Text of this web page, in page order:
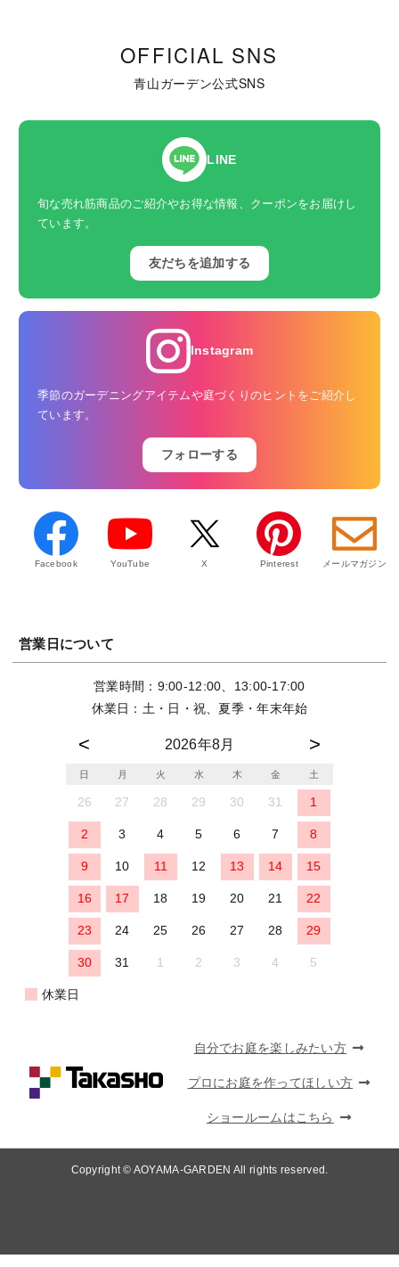
OFFICIAL SNS
青山ガーデン公式SNS
LINE
旬な売れ筋商品のご紹介やお得な情報、クーポンをお届けし
ています。
友だちを追加する
Instagram
季節のガーデニングアイテムや庭づくりのヒントをご紹介し
ています。
フォローする
Facebook YouTube X Pinterest メールマガジン
営業日について
営業時間：9:00-12:00、13:00-17:00
休業日：土・日・祝、夏季・年末年始
2026年8月
日 月 火 水 木 金 土
26 27 28 29 30 31 1
2 3 4 5 6 7 8
9 10 11 12 13 14 15
16 17 18 19 20 21 22
23 24 25 26 27 28 29
30 31 1 2 3 4 5
休業日
自分でお庭を楽しみたい方
プロにお庭を作ってほしい方
ショールームはこちら
Copyright © AOYAMA-GARDEN All rights reserved.